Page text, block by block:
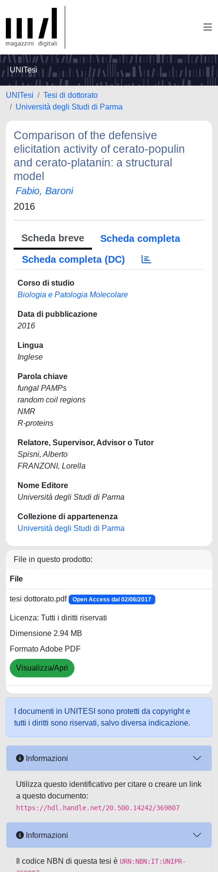
UNITesi
UNITesi
Tesi di dottorato
Università degli Studi di Parma
Comparison of the defensive
elicitation activity of cerato-populin
and cerato-platanin: a structural
model
Fabio, Baroni
2016
Scheda breve
Scheda completa
Scheda completa (DC)
Corso di studio
Biologia e Patologia Molecolare
Data di pubblicazione
2016
Lingua
Inglese
Parola chiave
fungal PAMPs
random coil regions
NMR
R-proteins
Relatore, Supervisor, Advisor o Tutor
Spisni, Alberto
FRANZONI, Lorella
Nome Editore
Università degli Studi di Parma
Collezione di appartenenza
Università degli Studi di Parma
File in questo prodotto:
File
tesi dottorato.pdf Open Access dal 02/06/2017
Licenza: Tutti i diritti riservati
Dimensione 2.94 MB
Formato Adobe PDF
Visualizza/Apri
I documenti in UNITESI sono protetti da copyright e
tutti i diritti sono riservati, salvo diversa indicazione.
Informazioni
Utilizza questo identificativo per citare o creare un link
a questo documento:
https://hdl.handle.net/20.500.14242/369807
Informazioni
Il codice NBN di questa tesi è URN:NBN:IT:UNIPR-